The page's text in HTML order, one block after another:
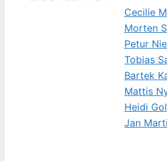
Cecilie
Morten
Petur
Tobias
Bartek
Mattis
Heidi
Jan